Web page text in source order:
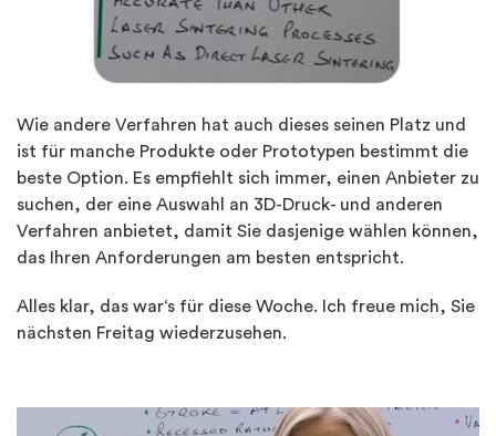
Wie andere Verfahren hat auch dieses seinen Platz und
ist für manche Produkte oder Prototypen bestimmt die
beste Option. Es empfiehlt sich immer, einen Anbieter zu
suchen, der eine Auswahl an 3D-Druck- und anderen
Verfahren anbietet, damit Sie dasjenige wählen können,
das Ihren Anforderungen am besten entspricht.
Alles klar, das war‘s für diese Woche. Ich freue mich, Sie
nächsten Freitag wiederzusehen.